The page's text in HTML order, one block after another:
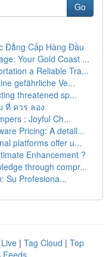
Go
Đẳng Cấp Hàng Đầu
Your Gold Coast ...
a Reliable Tra...
gefährliche Ve...
threatened sp...
ที่ ควร ลอง
: Joyful Ch...
Pricing: A detail...
platforms offer u...
Enhancement ?
through compr...
Su Profesiona...
Live | Tag Cloud | Top
Feeds